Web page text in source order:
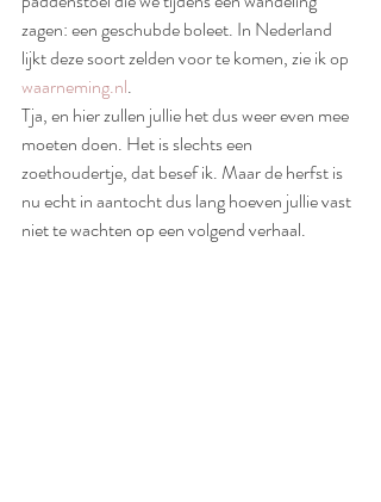
zagen: een geschubde boleet. In Nederland
lijkt deze soort zelden voor te komen, zie ik op
waarneming.nl.
Tja, en hier zullen jullie het dus weer even mee
moeten doen. Het is slechts een
zoethoudertje, dat besef ik. Maar de herfst is
nu echt in aantocht dus lang hoeven jullie vast
niet te wachten op een volgend verhaal.